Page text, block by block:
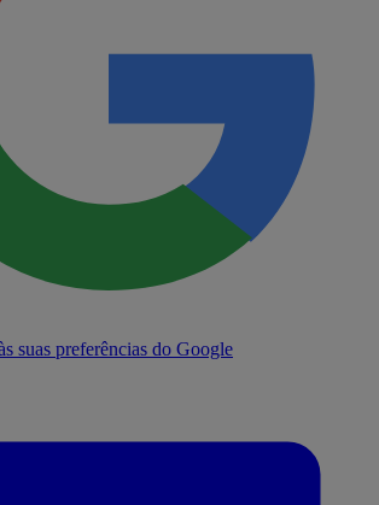
suas preferências do Google